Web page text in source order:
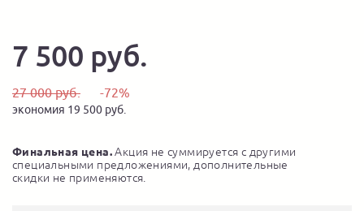
7 500 руб.
27 000 руб. -72%
экономия 19 500 руб.
Финальная цена.Акция не суммируется с другими
специальными предложениями, дополнительные
скидки не применяются.